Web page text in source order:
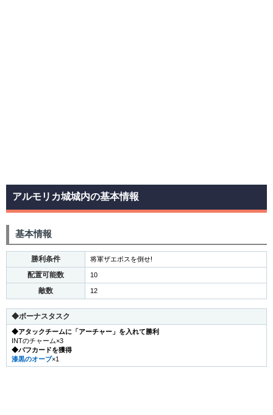
アルモリカ城城内の基本情報
基本情報
勝利条件 将軍ザエボスを倒せ!
配置可能数 10
敵数 12
◆ボーナスタスク
◆アタックチームに「アーチャー」を入れて勝利
INTのチャーム×3
◆バフカードを獲得
漆黒のオーブ×1